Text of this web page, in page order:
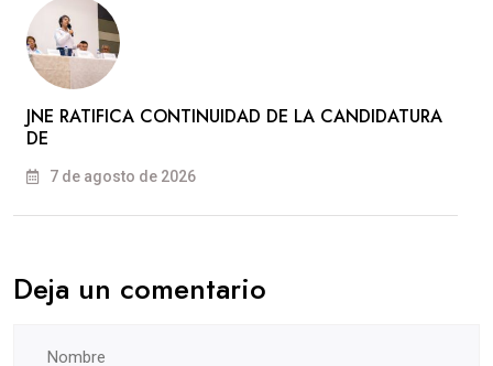
JNE RATIFICA CONTINUIDAD DE LA CANDIDATURA
DE
7 de agosto de 2026
Deja un comentario